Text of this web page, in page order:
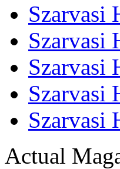
Szarvasi
Szarvasi
Szarvasi
Szarvasi
Szarvasi
Actual